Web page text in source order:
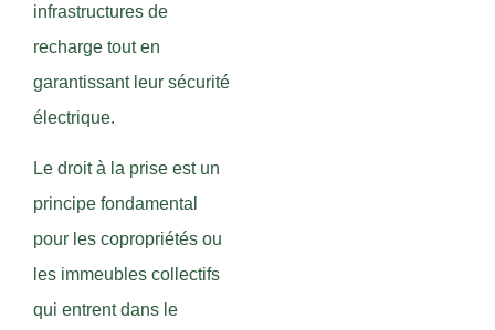
infrastructures de
recharge tout en
garantissant leur sécurité
électrique.
Le droit à la prise est un
principe fondamental
pour les copropriétés ou
les immeubles collectifs
qui entrent dans le